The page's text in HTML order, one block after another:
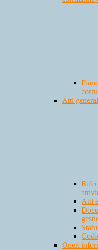
Atti
Atti
Oneri